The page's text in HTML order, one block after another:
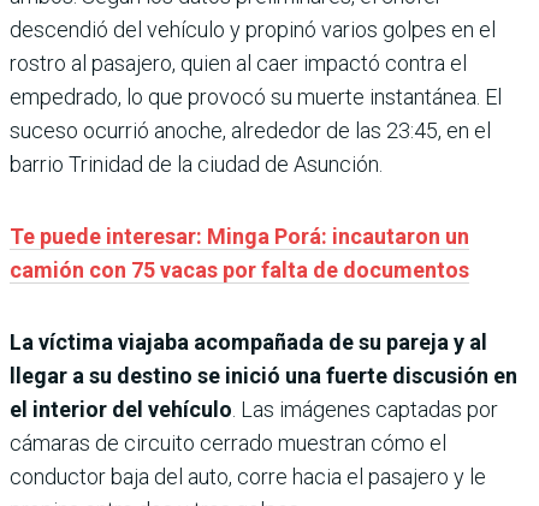
descendió del vehículo y propinó varios golpes en el
rostro al pasajero, quien al caer impactó contra el
empedrado, lo que provocó su muerte instantánea. El
suceso ocurrió anoche, alrededor de las 23:45, en el
barrio Trinidad de la ciudad de Asunción.
Te puede interesar: Minga Porá: incautaron un
camión con 75 vacas por falta de documentos
La víctima viajaba acompañada de su pareja y al
llegar a su destino se inició una fuerte discusión en
el interior del vehículo. Las imágenes captadas por
cámaras de circuito cerrado muestran cómo el
conductor baja del auto, corre hacia el pasajero y le